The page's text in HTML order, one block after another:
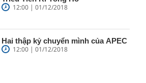
12:00 | 01/12/2018
Hai thập kỷ chuyển mình của APEC
12:00 | 01/12/2018